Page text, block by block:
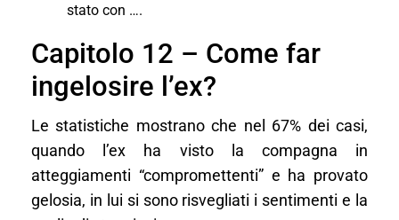
stato con ….
Capitolo 12 – Come far
ingelosire l’ex?
Le statistiche mostrano che nel 67% dei casi,
quando l’ex ha visto la compagna in
atteggiamenti “compromettenti” e ha provato
gelosia, in lui si sono risvegliati i sentimenti e la